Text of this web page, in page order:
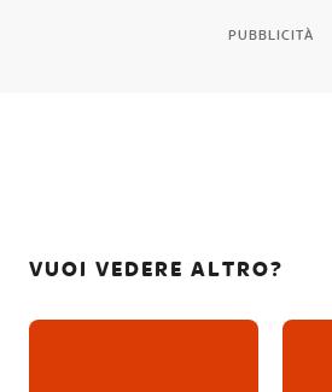
PUBBLICITÀ
VUOI VEDERE ALTRO?